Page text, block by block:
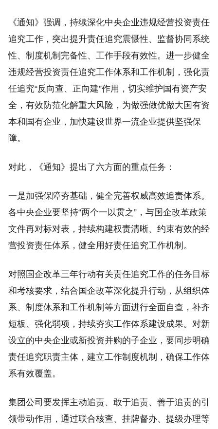
《通知》强调，持续深化中央企业违规经营投资责任
追究工作，突出提升责任追究震慑性、监督协同系统
性、制度机制完备性、工作手段有效性。进一步健全
违规经营投资责任追究工作体系和工作机制，强化责
任追究“反向查、正向建”作用，切实维护国有资产安
全，有效防范化解重大风险，为做强做优做大国有资
本和国有企业，加快建设世界一流企业提供坚强保
障。
对此，《通知》提出了六方面的重点任务：
一是加强保障夯基础，健全完善权威高效追责体系。
各中央企业要坚持“两个一以贯之”，与国企改革政策
文件再对标对表，持续构建权责清晰、约束有效的经
营投资责任体系，健全用好责任追究工作机制。
对照国企改革三年行动有关责任追究工作的任务目标
和考核要求，结合国企改革深化提升行动，从组织体
系、制度体系和工作机制等方面进行全面自查，补齐
短板、强化弱项，持续夯实工作体系建设成果。对新
设立的中央企业或新投资并购的子企业，要同步明确
责任追究职责主体，建立工作制度机制，确保工作体
系有效覆盖。
集团公司要发挥主动追责、敢于追责、善于追责的引
领带动作用，通过联合核查、挂牌督办、提级办理等